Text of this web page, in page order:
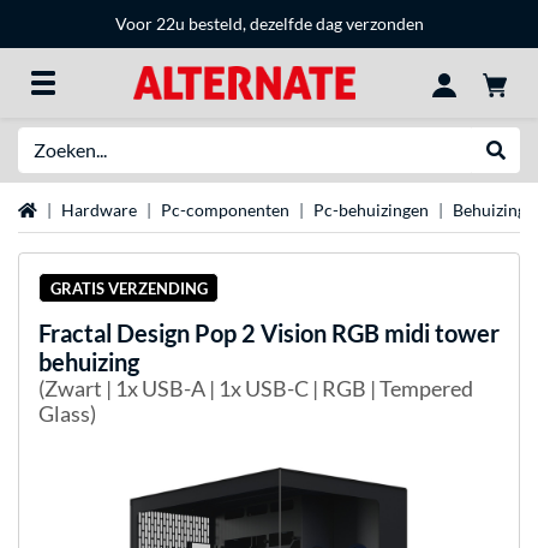
Voor 22u besteld, dezelfde dag verzonden
Home Hardware Pc-componenten Pc-behuizingen Behuizing
GRATIS VERZENDING
Fractal Design Pop 2 Vision RGB midi tower
behuizing
(Zwart | 1x USB-A | 1x USB-C | RGB | Tempered
Glass)